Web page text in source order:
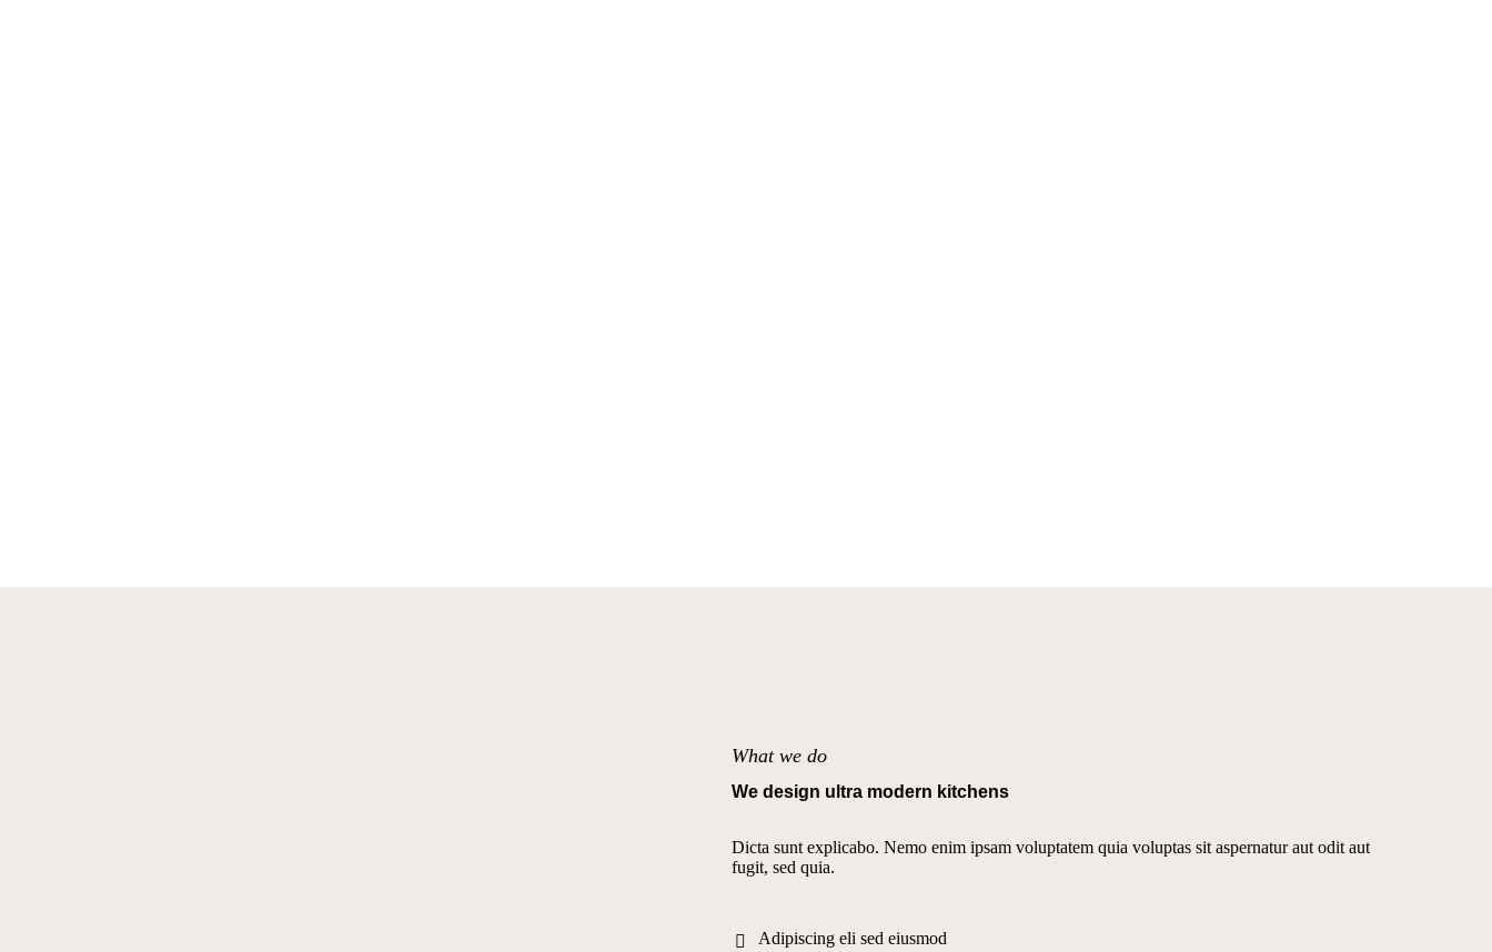
What we do
We design ultra modern kitchens
Dicta sunt explicabo. Nemo enim ipsam voluptatem quia voluptas sit aspernatur aut odit aut
fugit, sed quia.
Adipiscing eli sed eiusmod